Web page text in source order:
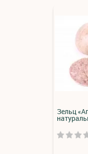
Зельц